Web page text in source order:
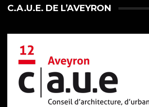
C.A.U.E. DE L’AVEYRON